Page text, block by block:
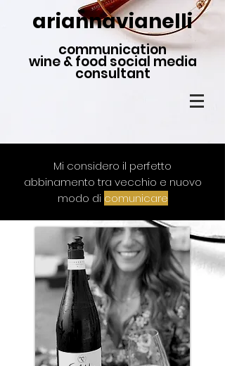
ariannavianelli
communication
wine & food social media
consultant
Mi considero il perfetto
abbinamentotra vecchio e nuovo
modo di comunicare